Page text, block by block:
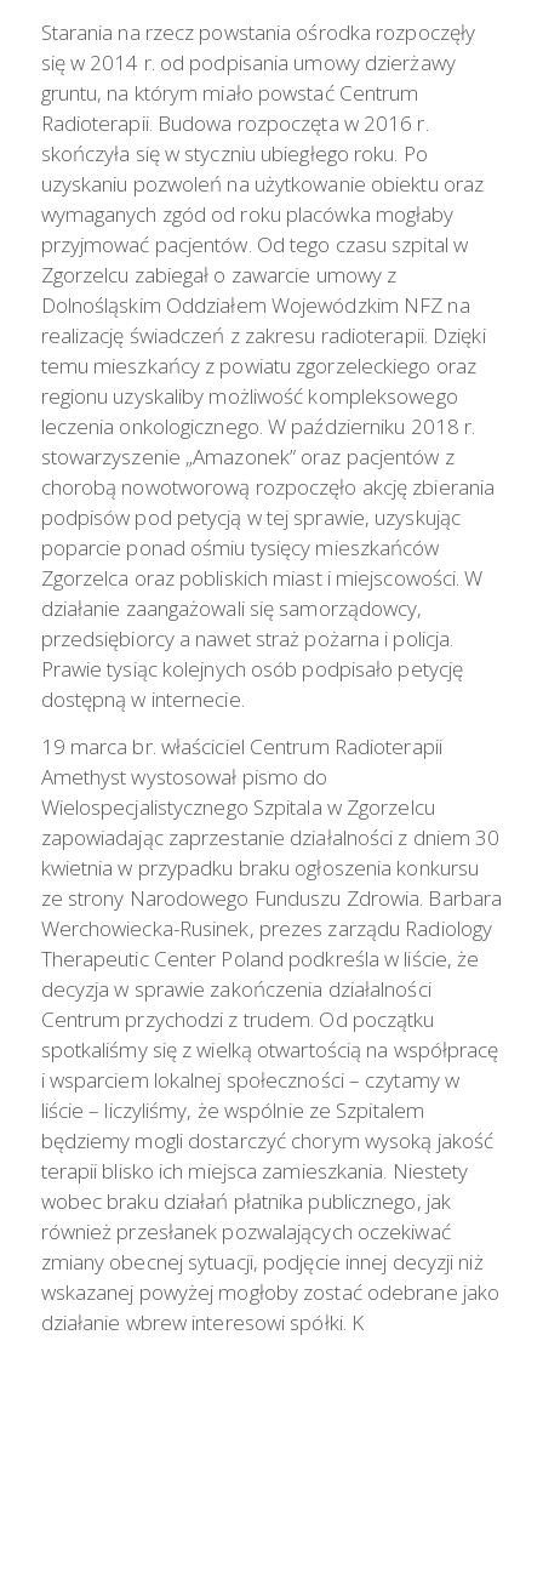
Starania na rzecz powstania ośrodka rozpoczęły
się w 2014 r. od podpisania umowy dzierżawy
gruntu, na którym miało powstać Centrum
Radioterapii. Budowa rozpoczęta w 2016 r.
skończyła się w styczniu ubiegłego roku. Po
uzyskaniu pozwoleń na użytkowanie obiektu oraz
wymaganych zgód od roku placówka mogłaby
przyjmować pacjentów. Od tego czasu szpital w
Zgorzelcu zabiegał o zawarcie umowy z
Dolnośląskim Oddziałem Wojewódzkim NFZ na
realizację świadczeń z zakresu radioterapii. Dzięki
temu mieszkańcy z powiatu zgorzeleckiego oraz
regionu uzyskaliby możliwość kompleksowego
leczenia onkologicznego. W październiku 2018 r.
stowarzyszenie „Amazonek” oraz pacjentów z
chorobą nowotworową rozpoczęło akcję zbierania
podpisów pod petycją w tej sprawie, uzyskując
poparcie ponad ośmiu tysięcy mieszkańców
Zgorzelca oraz pobliskich miast i miejscowości. W
działanie zaangażowali się samorządowcy,
przedsiębiorcy a nawet straż pożarna i policja.
Prawie tysiąc kolejnych osób podpisało petycję
dostępną w internecie.
19 marca br. właściciel Centrum Radioterapii
Amethyst wystosował pismo do
Wielospecjalistycznego Szpitala w Zgorzelcu
zapowiadając zaprzestanie działalności z dniem 30
kwietnia w przypadku braku ogłoszenia konkursu
ze strony Narodowego Funduszu Zdrowia. Barbara
Werchowiecka-Rusinek, prezes zarządu Radiology
Therapeutic Center Poland podkreśla w liście, że
decyzja w sprawie zakończenia działalności
Centrum przychodzi z trudem. Od początku
spotkaliśmy się z wielką otwartością na współpracę
i wsparciem lokalnej społeczności – czytamy w
liście – liczyliśmy, że wspólnie ze Szpitalem
będziemy mogli dostarczyć chorym wysoką jakość
terapii blisko ich miejsca zamieszkania. Niestety
wobec braku działań płatnika publicznego, jak
również przesłanek pozwalających oczekiwać
zmiany obecnej sytuacji, podjęcie innej decyzji niż
wskazanej powyżej mogłoby zostać odebrane jako
działanie wbrew interesowi spółki. K